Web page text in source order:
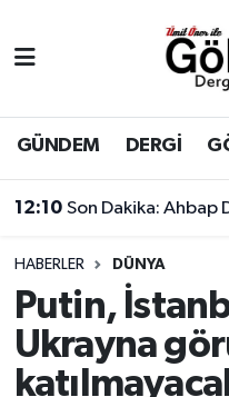
GÜNDEM DERGİ
12:10 Son Dakika: Ahbap
HABERLER DÜNYA
Putin,
Ukrayna
BİLİM
DERGİ
DÜNYA
EĞİTİM
EKONOMİ
Eyüpsultan Hava
Eyüpsultan Trafik
Süper Lig Puan
Tüm Manşetler
Son Dakika
Haber Arşivi